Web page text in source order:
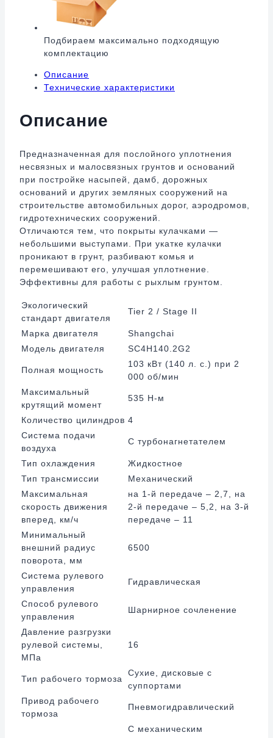
Подбираем максимально подходящую
комплектацию
Описание
Технические характеристики
Описание
Предназначенная для послойного уплотнения
несвязных и малосвязных грунтов и оснований
при постройке насыпей, дамб, дорожных
оснований и других земляных сооружений на
строительстве автомобильных дорог, аэродромов,
гидротехнических сооружений.
Отличаются тем, что покрыты кулачками —
небольшими выступами. При укатке кулачки
проникают в грунт, разбивают комья и
перемешивают его, улучшая уплотнение.
Эффективны для работы с рыхлым грунтом.
Экологический
стандарт двигателя
Tier 2 / Stage II
Марка двигателя
Shangchai
Модель двигателя
SC4H140.2G2
Полная мощность
103 кВт (140 л. с.) при 2
000 об/мин
Максимальный
крутящий момент
535 Н-м
Количество цилиндров 4
Система подачи
воздуха
С турбонагнетателем
Тип охлаждения
Жидкостное
Тип трансмиссии
Механический
Максимальная
скорость движения
вперед, км/ч
на 1-й передаче – 2,7, на
2-й передаче – 5,2, на 3-й
передаче – 11
Минимальный
внешний радиус
поворота, мм
6500
Система рулевого
управления
Гидравлическая
Способ рулевого
управления
Шарнирное сочленение
Давление разгрузки
рулевой системы,
МПа
16
Тип рабочего тормоза
Сухие, дисковые с
суппортами
Привод рабочего
тормоза
Пневмогидравлический
С механическим